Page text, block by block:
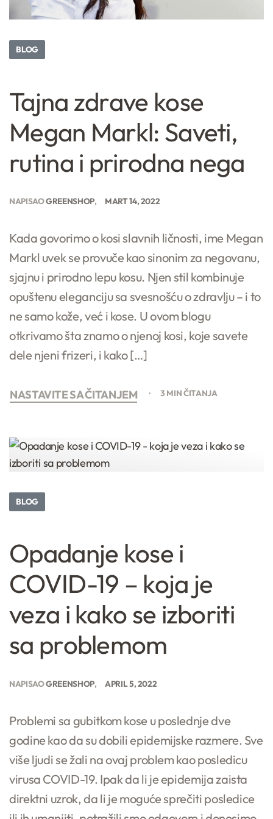
BLOG
Tajna zdrave kose
Megan Markl: Saveti,
rutina i prirodna nega
NAPISAOGREENSHOP MART 14, 2022
Kada govorimo o kosi slavnih ličnosti, ime Megan
Markl uvek se provuče kao sinonim za negovanu,
sjajnu i prirodno lepu kosu. Njen stil kombinuje
opuštenu eleganciju sa svesnošću o zdravlju – i to
ne samo kože, već i kose. U ovom blogu
otkrivamo šta znamo o njenoj kosi, koje savete
dele njeni frizeri, i kako […]
NASTAVITE SA ČITANJEM 3 MIN ČITANJA
BLOG
Opadanje kose i
COVID-19 – koja je
veza i kako se izboriti
sa problemom
NAPISAOGREENSHOP APRIL 5, 2022
Problemi sa gubitkom kose u poslednje dve
godine kao da su dobili epidemijske razmere. Sve
više ljudi se žali na ovaj problem kao posledicu
virusa COVID-19. Ipak da li je epidemija zaista
direktni uzrok, da li je moguće sprečiti posledice